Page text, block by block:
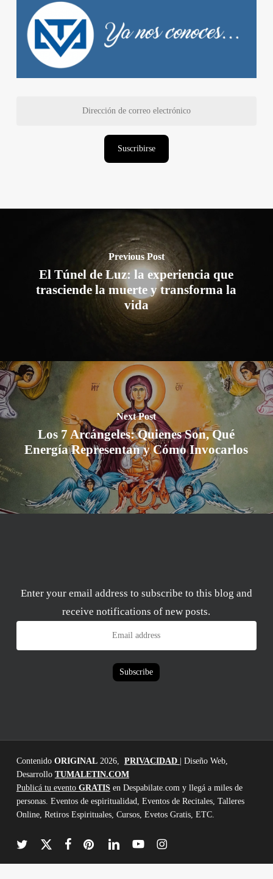
Suscribirse
Previous Post
El Túnel de Luz: la experiencia que
trasciende la muerte y transforma la
vida
Next Post
Los 7 Arcángeles: Quienes Son, Qué
Energía Representan y Cómo Invocarlos
Enter your email address to subscribe to this blog and
receive notifications of new posts.
Email
Subscribe
Contenido ORIGINAL2026, PRIVACIDAD
| Diseño Web,
Desarrollo TUMALETIN.COM
Publicá tu evento GRATISen Despabilate.com y llegá a miles de
personas. Eventos de espiritualidad, Eventos de Recitales, Talleres
Online, Retiros Espirituales, Cursos, Evetos Gratis, ETC.
twitter
x-
facebookpinterestlinkedinyoutubeinstagram